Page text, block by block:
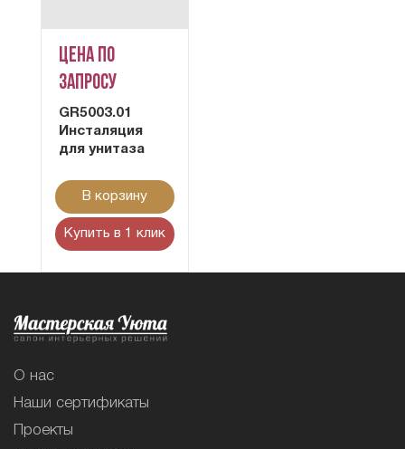
Цена по
запросу
GR5003.01
Инсталяция
для унитаза
В корзину
Купить в 1 клик
О нас
Наши сертификаты
Проекты